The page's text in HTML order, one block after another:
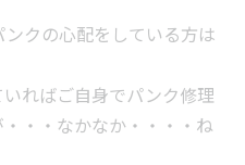
クの心配をしている方は
ればご自身でパンク修理
・・なかなか・・・・ね